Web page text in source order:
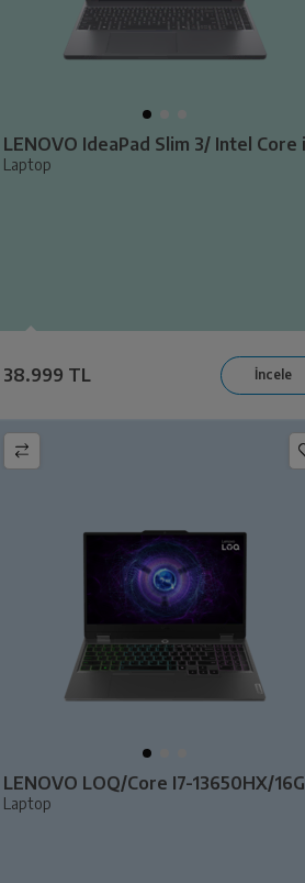
Laptop
38.999 TL
Laptop